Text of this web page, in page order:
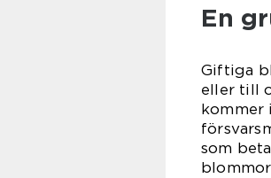
En
Giftiga
eller till
kommer
som